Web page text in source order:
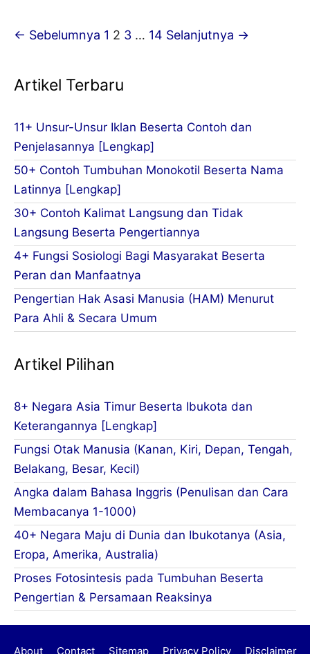
Tugas
Navigasi
← Sebelumnya 1 2 3 … 14 Selanjutnya →
Artikel Terbaru
11+ Unsur-Unsur Iklan Beserta Contoh dan
Penjelasannya [Lengkap]
50+ Contoh Tumbuhan Monokotil Beserta Nama
Latinnya [Lengkap]
30+ Contoh Kalimat Langsung dan Tidak
Langsung Beserta Pengertiannya
4+ Fungsi Sosiologi Bagi Masyarakat Beserta
Peran dan Manfaatnya
Pengertian Hak Asasi Manusia (HAM) Menurut
Para Ahli & Secara Umum
Artikel Pilihan
8+ Negara Asia Timur Beserta Ibukota dan
Keterangannya [Lengkap]
Fungsi Otak Manusia (Kanan, Kiri, Depan, Tengah,
Belakang, Besar, Kecil)
Angka dalam Bahasa Inggris (Penulisan dan Cara
Membacanya 1-1000)
40+ Negara Maju di Dunia dan Ibukotanya (Asia,
Eropa, Amerika, Australia)
Proses Fotosintesis pada Tumbuhan Beserta
Pengertian & Persamaan Reaksinya
About Contact Sitemap Privacy Policy Disclaimer